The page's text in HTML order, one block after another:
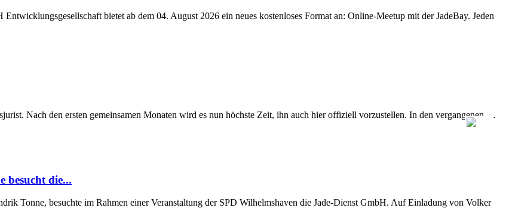
bietet ab dem 04. August 2026 ein neues kostenloses Format an: Online-Meetup mit der JadeBay. Jeden
Nach den ersten gemeinsamen Monaten wird es nun höchste Zeit, ihn auch hier offiziell vorzustellen. In den vergangenen …
besucht die...
Tonne, besuchte im Rahmen einer Veranstaltung der SPD Wilhelmshaven die Jade-Dienst GmbH. Auf Einladung von Volker